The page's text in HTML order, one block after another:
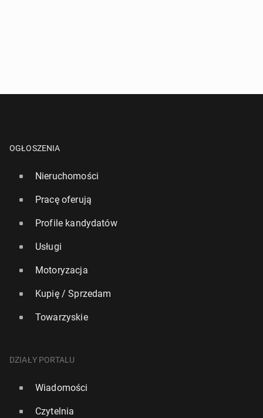
OGŁOSZENIA
Nieruchomości
Pracę oferują
Profile kandydatów
Usługi
Motoryzacja
Kupię / Sprzedam
Towarzyskie
DZIAŁY PORTALU
Wiadomości
Czytelnia